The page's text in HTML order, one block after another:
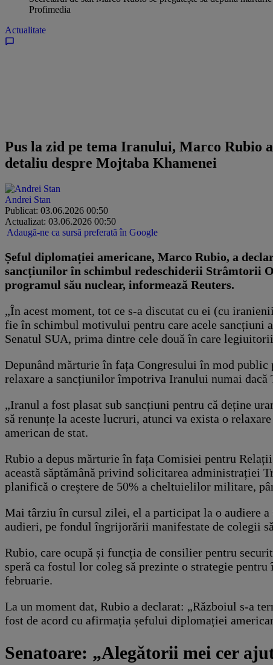
Profimedia
Actualitate
Pus la zid pe tema Iranului, Marco Rubio
detaliu despre Mojtaba Khamenei
Andrei Stan
Publicat: 03.06.2026 00:50
Actualizat: 03.06.2026 00:50
Adaugă-ne ca sursă preferată în Google
Șeful diplomației americane, Marco Rubio, a
sancțiunilor în schimbul redeschiderii Strâmtorii
programul său nuclear, informează Reuters.
„În acest moment, tot ce s-a discutat cu ei (cu
fie în schimbul motivului pentru care acele sancțiuni
Senatul SUA, prima dintre cele două în care
Depunând mărturie în fața Congresului în mod
relaxare a sancțiunilor împotriva Iranului numai
„Iranul a fost plasat sub sancțiuni pentru că deține
să renunțe la aceste lucruri, atunci va exista o
american de stat.
Rubio a depus mărturie în fața Comisiei pentru
această săptămână privind solicitarea administrației
planifică o creștere de 50% a cheltuielilor militare,
Mai târziu în cursul zilei, el a participat la o audiere
audieri, pe fondul îngrijorării manifestate de colegii
Rubio, care ocupă și funcția de consilier pentru
speră ca fostul lor coleg să prezinte o strategie
februarie.
La un moment dat, Rubio a declarat: „Războiul s-a
fost de acord cu afirmația șefului diplomației
Senatoare: „Alegătorii mei cer